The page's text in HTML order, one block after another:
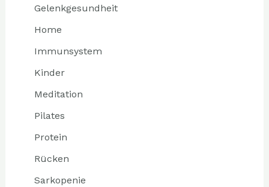
Gelenkgesundheit
Home
Immunsystem
Kinder
Meditation
Pilates
Protein
Rücken
Sarkopenie